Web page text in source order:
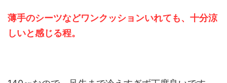
薄手のシーツなどワンクッションいれても、十分涼
しいと感じる程。